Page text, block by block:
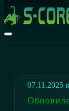
07.11.2025